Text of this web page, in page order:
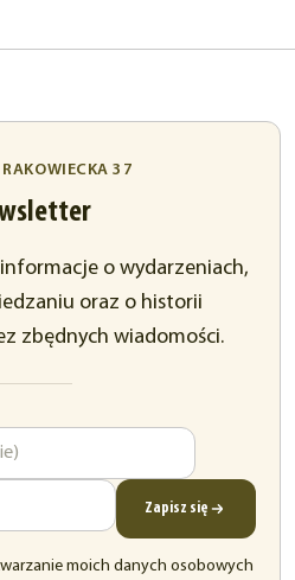
37
o wydarzeniach,
oraz o historii
zbędnych wiadomości.
Zapisz się
moich danych osobowych